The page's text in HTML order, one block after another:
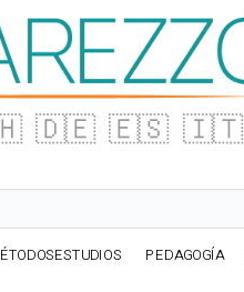
🇩🇪 🇪🇸 🇮🇹
PEDAGOGÍA